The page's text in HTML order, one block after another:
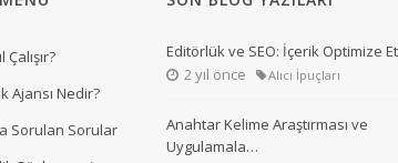
Çalışır?
Ajansı Nedir?
Sorulan Sorular
Editörlük ve SEO: İçerik Optimize
2 yıl önce
Alıcı İpuçları
Anahtar Kelime Araştırması ve
Uygulamala…